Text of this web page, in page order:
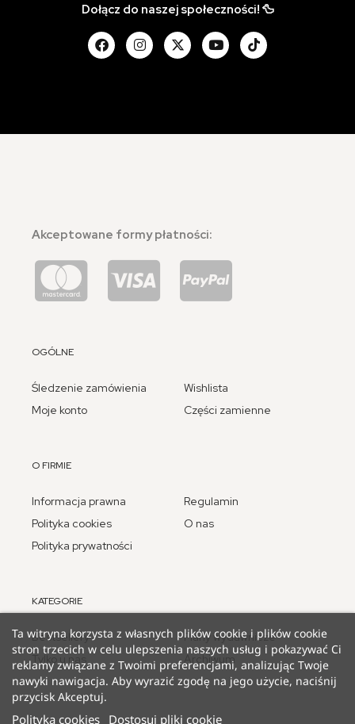
Dołącz do naszej społeczności! 🦆
Akceptowane formy płatności:
OGÓLNE
Śledzenie zamówienia
Moje konto
Wishlista
Części zamienne
O FIRMIE
Informacja prawna
Polityka cookies
Polityka prywatności
Regulamin
O nas
KATEGORIE
Bestsellery
Tylko u nas
Plany wydawnicze
Archiwum
Ta witryna korzysta z własnych plików cookie i plików cookie
stron trzecich w celu ulepszenia naszych usług i pokazywać Ci
reklamy związane z Twoimi preferencjami, analizując Twoje
nawyki nawigacja. Aby wyrazić zgodę na jego użycie, naciśnij
przycisk Akceptuj.
Polityka cookies Dostosuj pliki cookie